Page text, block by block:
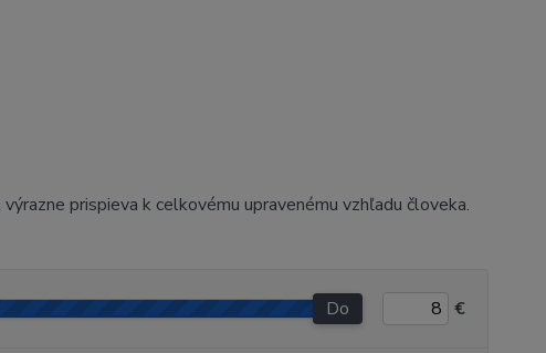
prispieva k celkovému upravenému vzhľadu človeka.
Do €